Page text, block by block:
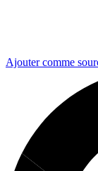
Ajouter comme